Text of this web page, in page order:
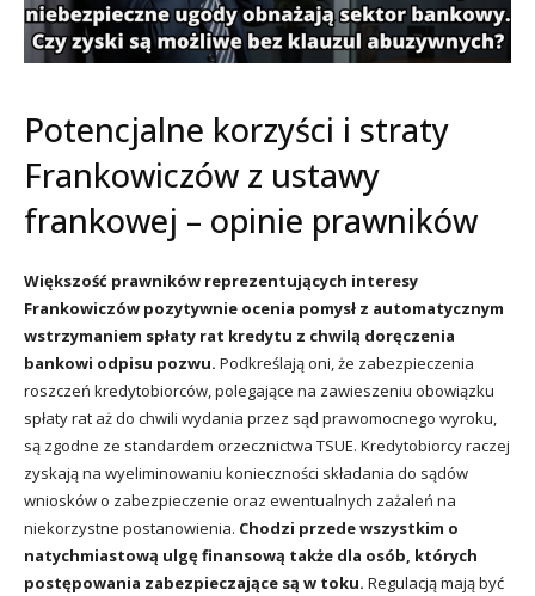
Potencjalne korzyści i straty
Frankowiczów z ustawy
frankowej – opinie prawników
Większość prawników reprezentujących interesy
Frankowiczów pozytywnie ocenia pomysł z automatycznym
wstrzymaniem spłaty rat kredytu z chwilą doręczenia
bankowi odpisu pozwu. Podkreślają oni, że zabezpieczenia
roszczeń kredytobiorców, polegające na zawieszeniu obowiązku
spłaty rat aż do chwili wydania przez sąd prawomocnego wyroku,
są zgodne ze standardem orzecznictwa TSUE. Kredytobiorcy raczej
zyskają na wyeliminowaniu konieczności składania do sądów
wniosków o zabezpieczenie oraz ewentualnych zażaleń na
niekorzystne postanowienia. Chodzi przede wszystkim o
natychmiastową ulgę finansową także dla osób, których
postępowania zabezpieczające są w toku. Regulacją mają być